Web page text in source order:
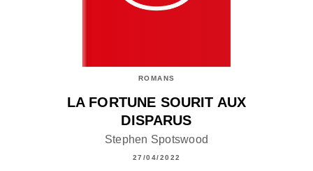
ROMANS
LA FORTUNE SOURIT AUX
DISPARUS
Stephen Spotswood
27/04/2022